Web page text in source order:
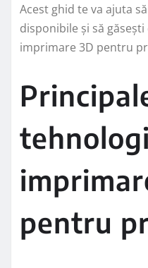
Acest ghid te va ajuta
disponibile și să
imprimare 3D pentru
pentru